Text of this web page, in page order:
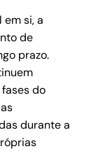
si, a
de
prazo.
do
durante a